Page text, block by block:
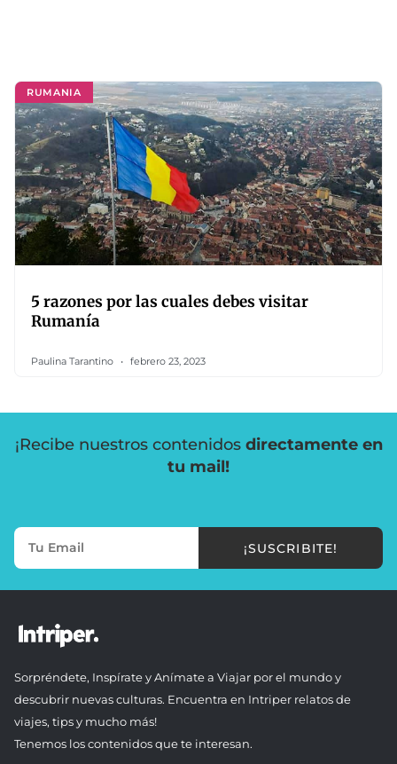
RUMANIA
5 razones por las cuales debes visitar
Rumanía
Paulina Tarantino febrero 23, 2023
¡Recibe nuestros contenidos directamente en
tu mail!
¡SUSCRIBITE!
Sorpréndete, Inspírate y Anímate a Viajar por el mundo y
descubrir nuevas culturas. Encuentra en Intriper relatos de
viajes, tips y mucho más!
Tenemos los contenidos que te interesan.